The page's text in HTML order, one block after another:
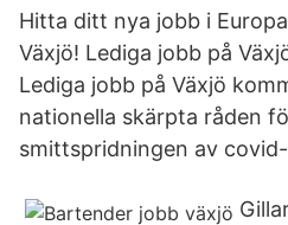
Hitta ditt nya jobb i
Växjö! Lediga jobb på
Lediga jobb på Växjö
nationella skärpta råden
smittspridningen av covid-